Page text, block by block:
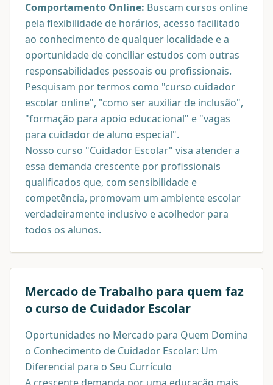
Comportamento Online: Buscam cursos online
pela flexibilidade de horários, acesso facilitado
ao conhecimento de qualquer localidade e a
oportunidade de conciliar estudos com outras
responsabilidades pessoais ou profissionais.
Pesquisam por termos como "curso cuidador
escolar online", "como ser auxiliar de inclusão",
"formação para apoio educacional" e "vagas
para cuidador de aluno especial".
Nosso curso "Cuidador Escolar" visa atender a
essa demanda crescente por profissionais
qualificados que, com sensibilidade e
competência, promovam um ambiente escolar
verdadeiramente inclusivo e acolhedor para
todos os alunos.
Mercado de Trabalho para quem faz
o curso de Cuidador Escolar
Oportunidades no Mercado para Quem Domina
o Conhecimento de Cuidador Escolar: Um
Diferencial para o Seu Currículo